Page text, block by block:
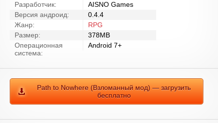
Разработчик:
AISNO Games
Версия андроид:
0.4.4
Жанр:
RPG
Размер:
378MB
Операционная
система:
Android 7+
Path to Nowhere (Взломанный мод) — загрузить
бесплатно